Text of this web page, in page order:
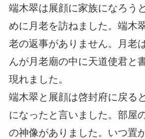
端木翠は展顔に家族になろう
めに月老を訪ねました。端木
老の返事がありません。月老
んが月老廟の中に天道使君と
現れました。
端木翠と展顔は啓封府に戻る
になったと言いました。部屋
の神像がありました。いつ置